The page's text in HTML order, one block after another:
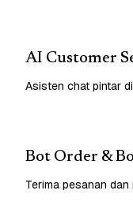
AI Customer
Asisten chat pintar
Bot Order &
Terima pesanan